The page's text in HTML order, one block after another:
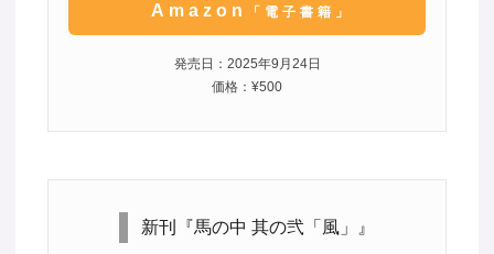
Amazon 「電子書籍」
発売日：2025年9月24日
価格：¥500
新刊『馬の中 其の弐「風」』